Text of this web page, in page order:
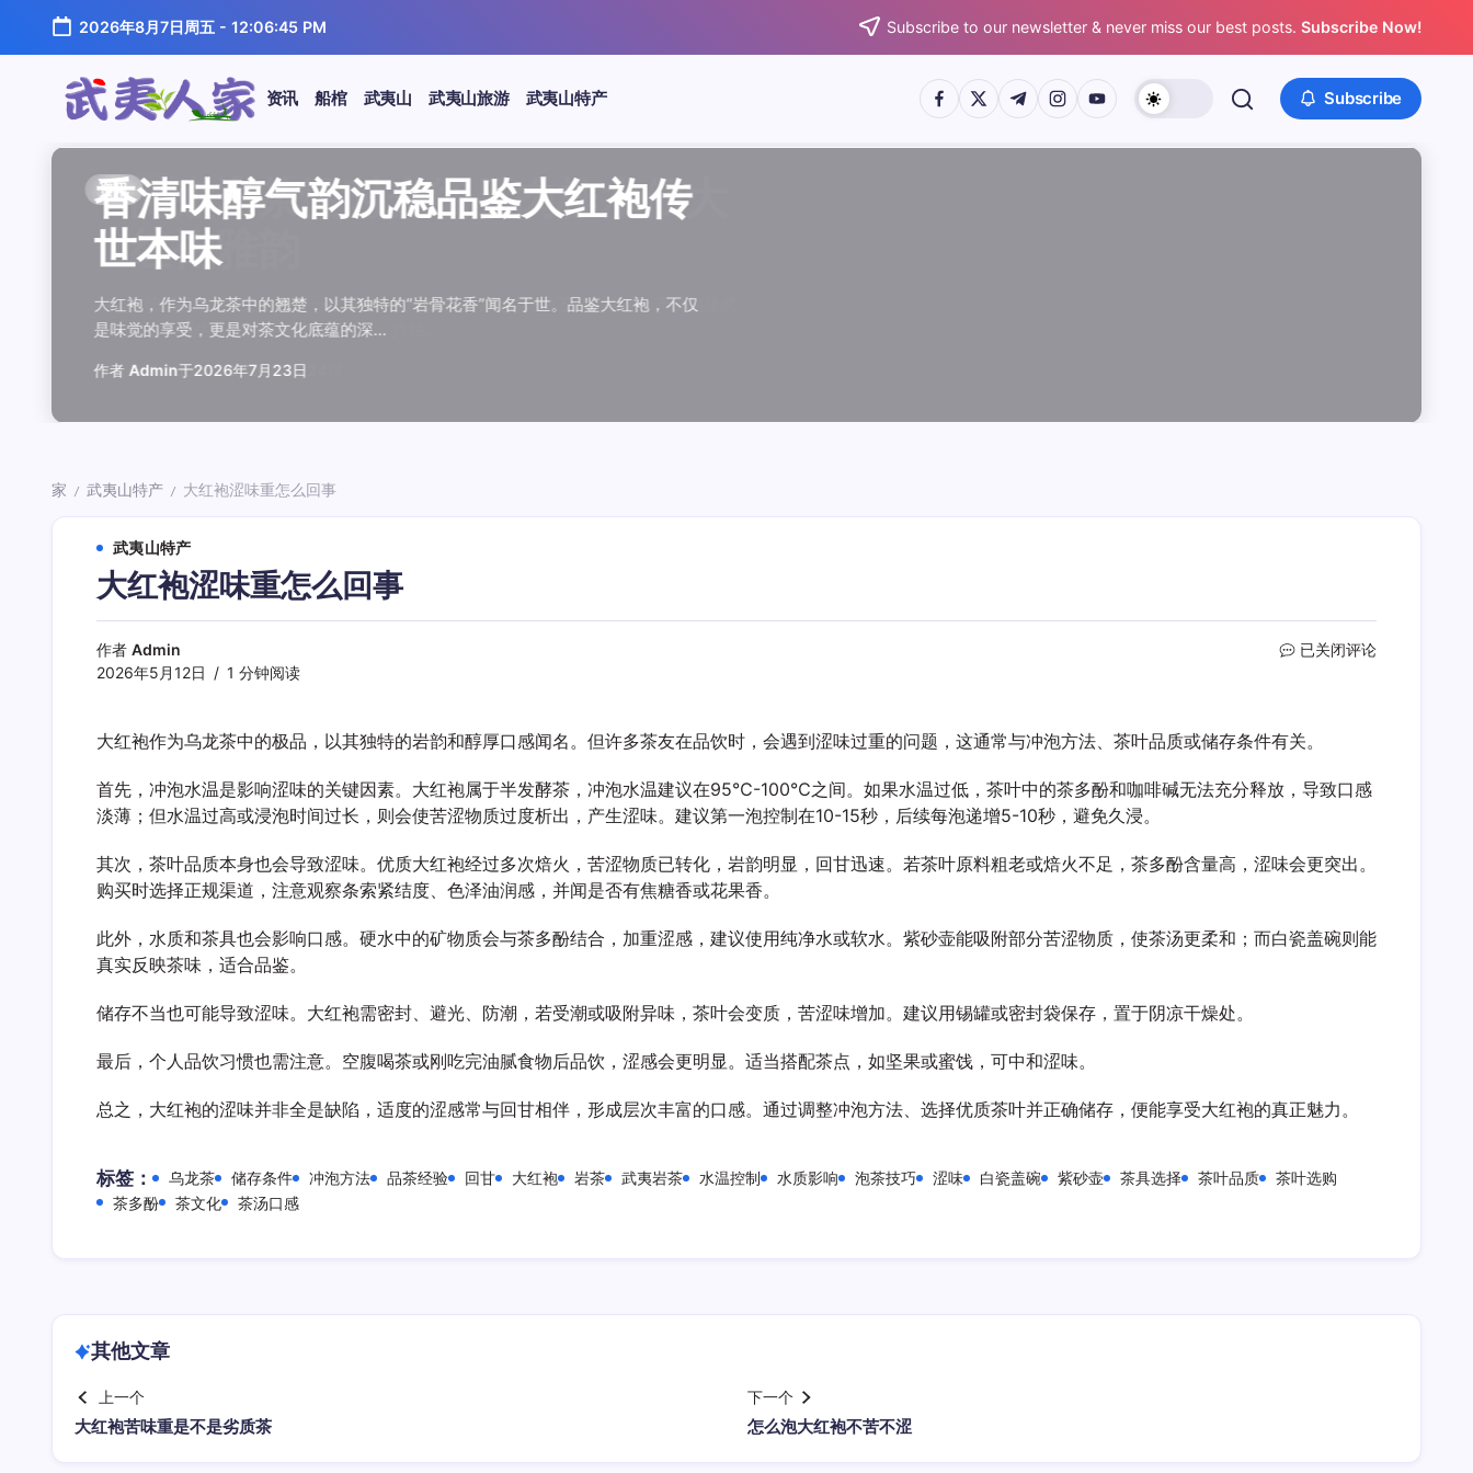
正
2026年8月7日周五- 12:06:46 PM Subscribe to our newsletter & never miss our best posts. Subscribe Now!
武
夷
资讯 船棺 武夷山 武夷山旅游 武夷山特产 https://www.facebook.com/
https://twitter.com/
https://t.me/
https://www.instagram.com/
https://youtube.com/ Subscribe
资讯
闲煮岩茶慢时光细品肉桂水仙大
红袍雅韵
在喧嚣的都市生活中，寻一处静谧，煮一壶岩茶，让时光慢下来。岩茶，产自福建武
夷山，因生长在岩石缝隙中而得名，其独…
作者 Admin于2026年7月24日
资讯
香清味醇气韵沉稳品鉴大红袍传
世本味
大红袍，作为乌龙茶中的翘楚，以其独特的“岩骨花香”闻名于世。品鉴大红袍，不仅
是味觉的享受，更是对茶文化底蕴的深…
作者 Admin于2026年7月23日
资讯
汤水顺滑底蕴绵长品鉴武夷水仙
温润质感
武夷水仙，作为乌龙茶中的经典品种，以其汤水顺滑、底蕴绵长而备受茶客青睐。品
鉴这款茶，仿佛在品味一段悠长的岁月，…
作者 Admin于2026年7月22日
资讯
唇齿留香久久不散品鉴武夷肉桂
独特魅力
武夷岩茶，素有“岩骨花香”之誉，而肉桂更是其中翘楚。其名源于香叶似肉桂，更因
其茶汤入口后，唇齿留香久久不散，令…
作者 Admin于2026年7月21日
资讯
岩韵浓淡各不同三款经典岩茶对
比品鉴
岩茶，作为乌龙茶中的瑰宝，以其独特的“岩韵”闻名于世。所谓岩韵，是茶叶在武夷
山丹霞地貌中吸收岩石矿物精华后形成…
作者 Admin于2026年7月20日
资讯
观汤色赏叶底全面品鉴肉桂水仙
大红袍
品鉴武夷岩茶，观汤色与赏叶底是关键环节。肉桂、水仙、大红袍作为岩茶代表，其
汤色与叶底各具特色，折射出工艺与山场…
作者 Admin于2026年7月19日
资讯
闲煮岩茶慢时光细品肉桂水仙大
红袍雅韵
在喧嚣的都市生活中，寻一处静谧，煮一壶岩茶，让时光慢下来。岩茶，产自福建武
夷山，因生长在岩石缝隙中而得名，其独…
作者 Admin于2026年7月24日
资讯
香清味醇气韵沉稳品鉴大红袍传
世本味
大红袍，作为乌龙茶中的翘楚，以其独特的“岩骨花香”闻名于世。品鉴大红袍，不仅
是味觉的享受，更是对茶文化底蕴的深…
作者 Admin于2026年7月23日
资讯汤水顺滑底蕴绵长品鉴武夷水仙
温润质感
武夷水仙，作为乌龙茶中的经典品种，以其汤水顺滑、底蕴绵长而备受茶客青睐。品
鉴这款茶，仿佛在品味一段悠长的岁月，…
Admin于2026年7月22日
资讯唇齿留香久久不散品鉴武夷肉桂
独特魅力
武夷岩茶，素有“岩骨花香”之誉，而肉桂更是其中翘楚。其名源于香叶似肉桂，更因
其茶汤入口后，唇齿留香久久不散，令…
Admin于2026年7月21日
资讯岩韵浓淡各不同三款经典岩茶对
比品鉴
岩茶，作为乌龙茶中的瑰宝，以其独特的“岩韵”闻名于世。所谓岩韵，是茶叶在武夷
山丹霞地貌中吸收岩石矿物精华后形成…
Admin于2026年7月20日
资讯观汤色赏叶底全面品鉴肉桂水仙
大红袍
品鉴武夷岩茶，观汤色与赏叶底是关键环节。肉桂、水仙、大红袍作为岩茶代表，其
汤色与叶底各具特色，折射出工艺与山场…
Admin于2026年7月19日
资讯闲煮岩茶慢时光细品肉桂水仙大
红袍雅韵
在喧嚣的都市生活中，寻一处静谧，煮一壶岩茶，让时光慢下来。岩茶，产自福建武
夷山，因生长在岩石缝隙中而得名，其独…
Admin于2026年7月24日
资讯香清味醇气韵沉稳品鉴大红袍传
世本味
大红袍，作为乌龙茶中的翘楚，以其独特的“岩骨花香”闻名于世。品鉴大红袍，不仅
是味觉的享受，更是对茶文化底蕴的深…
Admin于2026年7月23日
资讯汤水顺滑底蕴绵长品鉴武夷水仙
温润质感
武夷水仙，作为乌龙茶中的经典品种，以其汤水顺滑、底蕴绵长而备受茶客青睐。品
鉴这款茶，仿佛在品味一段悠长的岁月，…
Admin于2026年7月22日
资讯唇齿留香久久不散品鉴武夷肉桂
独特魅力
武夷岩茶，素有“岩骨花香”之誉，而肉桂更是其中翘楚。其名源于香叶似肉桂，更因
其茶汤入口后，唇齿留香久久不散，令…
Admin于2026年7月21日
资讯岩韵浓淡各不同三款经典岩茶对
比品鉴
岩茶，作为乌龙茶中的瑰宝，以其独特的“岩韵”闻名于世。所谓岩韵，是茶叶在武夷
山丹霞地貌中吸收岩石矿物精华后形成…
Admin于2026年7月20日
资讯观汤色赏叶底全面品鉴肉桂水仙
大红袍
品鉴武夷岩茶，观汤色与赏叶底是关键环节。肉桂、水仙、大红袍作为岩茶代表，其
汤色与叶底各具特色，折射出工艺与山场…
Admin于2026年7月19日
家 / 武夷山特产 / 大红袍涩味重怎么回事
武夷山特产
大红袍涩味重怎么回事
作者 Admin
2026年5月12日
1 分钟阅读
大
味
怎
事
已关闭评论
大红袍作为乌龙茶中的极品，以其独特的岩韵和醇厚口感闻名。但许多茶友在品饮时，会遇到涩味过重的问题，这通常与冲泡方法、茶叶品质或储存条件有关。
首先，冲泡水温是影响涩味的关键因素。大红袍属于半发酵茶，冲泡水温建议在95℃-100℃之间。如果水温过低，茶叶中的茶多酚和咖啡碱无法充分释放，导致口感
淡薄；但水温过高或浸泡时间过长，则会使苦涩物质过度析出，产生涩味。建议第一泡控制在10-15秒，后续每泡递增5-10秒，避免久浸。
其次，茶叶品质本身也会导致涩味。优质大红袍经过多次焙火，苦涩物质已转化，岩韵明显，回甘迅速。若茶叶原料粗老或焙火不足，茶多酚含量高，涩味会更突出。
购买时选择正规渠道，注意观察条索紧结度、色泽油润感，并闻是否有焦糖香或花果香。
此外，水质和茶具也会影响口感。硬水中的矿物质会与茶多酚结合，加重涩感，建议使用纯净水或软水。紫砂壶能吸附部分苦涩物质，使茶汤更柔和；而白瓷盖碗则能
真实反映茶味，适合品鉴。
储存不当也可能导致涩味。大红袍需密封、避光、防潮，若受潮或吸附异味，茶叶会变质，苦涩味增加。建议用锡罐或密封袋保存，置于阴凉干燥处。
最后，个人品饮习惯也需注意。空腹喝茶或刚吃完油腻食物后品饮，涩感会更明显。适当搭配茶点，如坚果或蜜饯，可中和涩味。
总之，大红袍的涩味并非全是缺陷，适度的涩感常与回甘相伴，形成层次丰富的口感。通过调整冲泡方法、选择优质茶叶并正确储存，便能享受大红袍的真正魅力。
标签： 乌龙茶 储存条件 冲泡方法 品茶经验 回甘 大红袍 岩茶 武夷岩茶 水温控制 水质影响 泡茶技巧 涩味 白瓷盖碗 紫砂壶 茶具选择 茶叶品质
茶叶选购
茶多酚
茶文化 茶汤口感
其他文章
上一个
大红袍苦味重是不是劣质茶
下一个
怎么泡大红袍不苦不涩